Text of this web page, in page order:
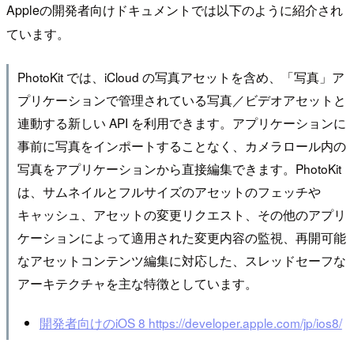
Appleの開発者向けドキュメントでは以下のように紹介され
ています。
PhotoKit では、iCloud の写真アセットを含め、「写真」ア
プリケーションで管理されている写真／ビデオアセットと
連動する新しい API を利用できます。アプリケーションに
事前に写真をインポートすることなく、カメラロール内の
写真をアプリケーションから直接編集できます。PhotoKit
は、サムネイルとフルサイズのアセットのフェッチや
キャッシュ、アセットの変更リクエスト、その他のアプリ
ケーションによって適用された変更内容の監視、再開可能
なアセットコンテンツ編集に対応した、スレッドセーフな
アーキテクチャを主な特徴としています。
開発者向けのiOS 8 https://developer.apple.com/jp/ios8/